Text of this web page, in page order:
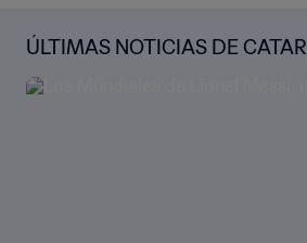
ÚLTIMAS NOTICIAS DE CATAR